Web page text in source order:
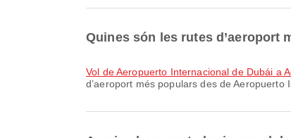
Quines són les rutes d’aeroport
vol de Aeropuerto Internacional de Dubái a
d’aeroport més populars des de